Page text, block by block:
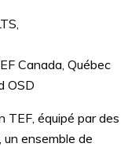
Canada, Québec
OSD
TEF, équipé par des
ensemble de